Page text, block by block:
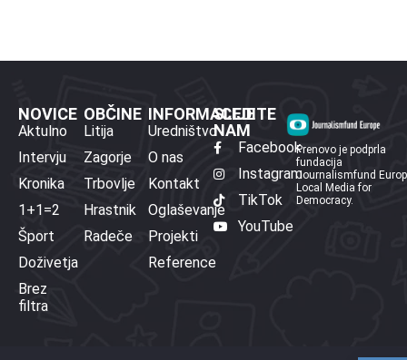
NOVICE
Aktulno
Intervju
Kronika
1+1=2
Šport
Doživetja
Brez
filtra
OBČINE
Litija
Zagorje
Trbovlje
Hrastnik
Radeče
INFORMACIJE
Uredništvo
O nas
Kontakt
Oglaševanje
Projekti
Reference
SLEDITE
NAM
Facebook
Instagram
TikTok
YouTube
Prenovo je podprla
fundacija
Journalismfund
Local Media for
Democracy.